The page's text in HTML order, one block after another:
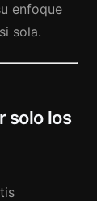
enfoque
sola.
solo los